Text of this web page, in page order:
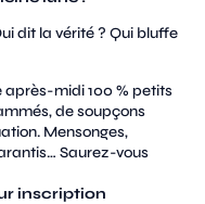
dit la vérité ? Qui bluffe
après-midi 100 % petits
de soupçons
Mensonges,
Saurez-vous
inscription